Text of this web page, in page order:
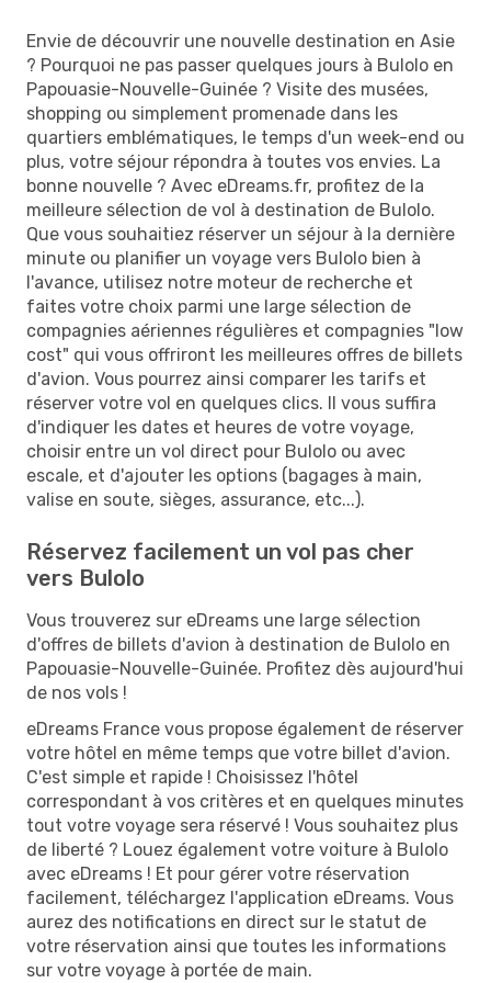
Envie de découvrir une nouvelle destination en Asie
? Pourquoi ne pas passer quelques jours à Bulolo en
Papouasie-Nouvelle-Guinée ? Visite des musées,
shopping ou simplement promenade dans les
quartiers emblématiques, le temps d'un week-end ou
plus, votre séjour répondra à toutes vos envies. La
bonne nouvelle ? Avec eDreams.fr, profitez de la
meilleure sélection de vol à destination de Bulolo.
Que vous souhaitiez réserver un séjour à la dernière
minute ou planifier un voyage vers Bulolo bien à
l'avance, utilisez notre moteur de recherche et
faites votre choix parmi une large sélection de
compagnies aériennes régulières et compagnies "low
cost" qui vous offriront les meilleures offres de billets
d'avion. Vous pourrez ainsi comparer les tarifs et
réserver votre vol en quelques clics. Il vous suffira
d'indiquer les dates et heures de votre voyage,
choisir entre un vol direct pour Bulolo ou avec
escale, et d'ajouter les options (bagages à main,
valise en soute, sièges, assurance, etc...).
Réservez facilement un vol pas cher
vers Bulolo
Vous trouverez sur eDreams une large sélection
d'offres de billets d'avion à destination de Bulolo en
Papouasie-Nouvelle-Guinée. Profitez dès aujourd'hui
de nos vols !
eDreams France vous propose également de réserver
votre hôtel en même temps que votre billet d'avion.
C'est simple et rapide ! Choisissez l'hôtel
correspondant à vos critères et en quelques minutes
tout votre voyage sera réservé ! Vous souhaitez plus
de liberté ? Louez également votre voiture à Bulolo
avec eDreams ! Et pour gérer votre réservation
facilement, téléchargez l'application eDreams. Vous
aurez des notifications en direct sur le statut de
votre réservation ainsi que toutes les informations
sur votre voyage à portée de main.